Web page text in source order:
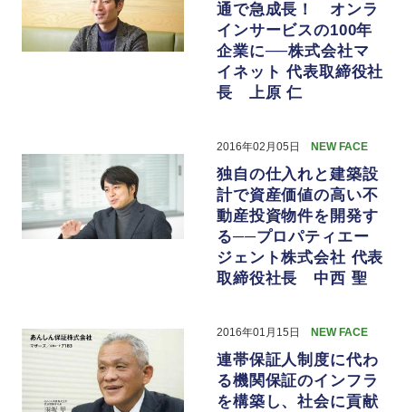
通で急成長！ オンラ
インサービスの100年
企業に──株式会社マ
イネット 代表取締役社
長 上原 仁
2016年02月05日 NEW FACE
独自の仕入れと建築設
計で資産価値の高い不
動産投資物件を開発す
る──プロパティエー
ジェント株式会社 代表
取締役社長 中西 聖
2016年01月15日 NEW FACE
連帯保証人制度に代わ
る機関保証のインフラ
を構築し、社会に貢献